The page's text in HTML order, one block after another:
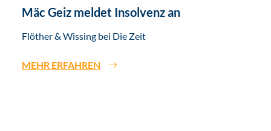
Mäc Geiz meldet Insolvenz an
Flöther & Wissing bei Die Zeit
MEHR ERFAHREN